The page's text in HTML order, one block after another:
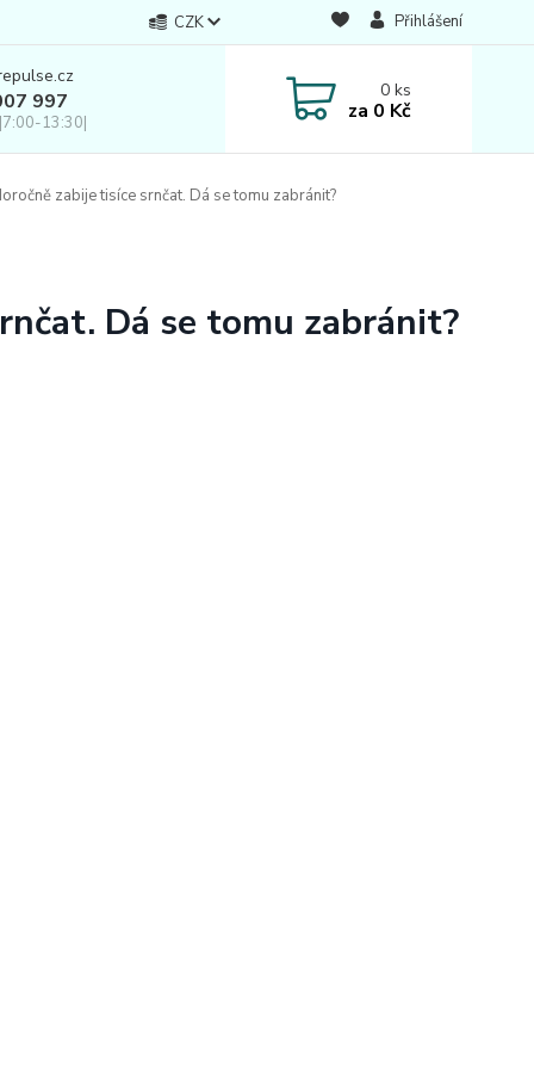
CZK Přihlášení
997
13:30|
0ks
za 0 Kč
zabije tisíce srnčat. Dá se tomu zabránit?
Dá se tomu zabránit?